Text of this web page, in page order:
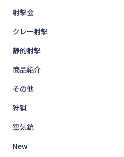
射撃会
クレー射撃
静的射撃
商品紹介
その他
狩猟
空気銃
New